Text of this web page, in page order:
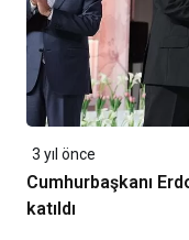
3 yıl önce
Cumhurbaşkanı
katıldı